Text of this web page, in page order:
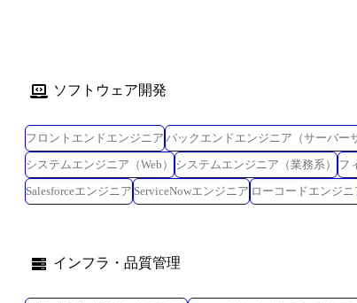
ソフトウェア開発
フロントエンドエンジニア バックエンドエンジニア（サーバー
システムエンジニア（Web）
システムエンジニア（業務系） フ
Salesforceエンジニア ServiceNowエンジニア ローコードエンジニ
インフラ・品質管理